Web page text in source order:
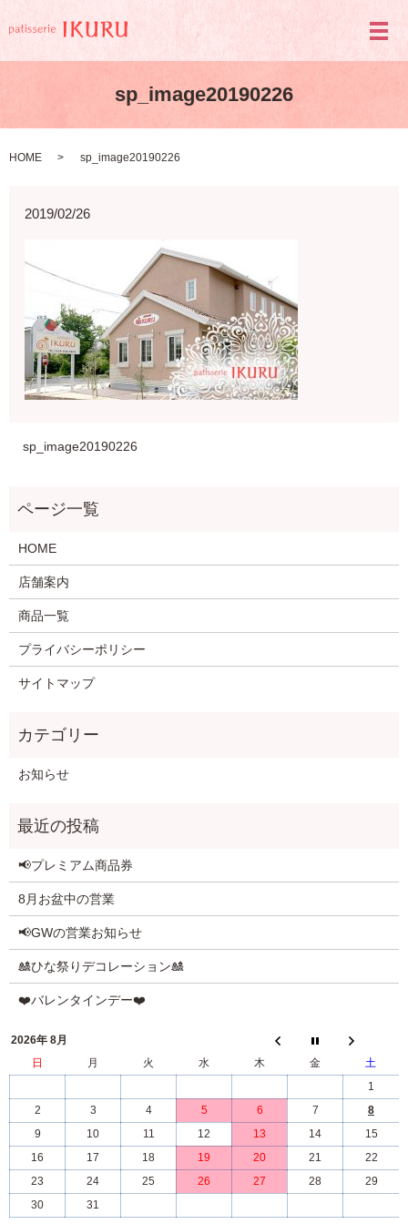
メ
sp_image20190226
HOME sp_image20190226
2019/02/26
sp_image20190226
HOME
店舗案内
商品一覧
プライバシーポリシー
サイトマップ
お知らせ
📢プレミアム商品券
8月お盆中の営業
📢GWの営業お知らせ
🎎ひな祭りデコレーション🎎
❤️バレンタインデー❤️
2026年 8月
日
月 火 水 木 金
土
1
2
3 4 5 6 7
8
9
10 11 12 13 14
15
16
17 18 19 20 21
22
23
24 25 26 27 28
29
30
31